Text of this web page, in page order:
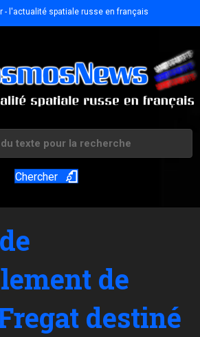
- l'actualité spatiale russe en français
Chercher
de
destiné